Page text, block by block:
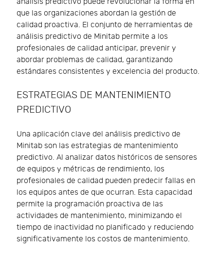
que las organizaciones abordan la gestión de
calidad proactiva. El conjunto de herramientas de
análisis predictivo de Minitab permite a los
profesionales de calidad anticipar, prevenir y
abordar problemas de calidad, garantizando
estándares consistentes y excelencia del producto.
ESTRATEGIAS DE MANTENIMIENTO
PREDICTIVO
Una aplicación clave del análisis predictivo de
Minitab son las estrategias de mantenimiento
predictivo. Al analizar datos históricos de sensores
de equipos y métricas de rendimiento, los
profesionales de calidad pueden predecir fallas en
los equipos antes de que ocurran. Esta capacidad
permite la programación proactiva de las
actividades de mantenimiento, minimizando el
tiempo de inactividad no planificado y reduciendo
significativamente los costos de mantenimiento.